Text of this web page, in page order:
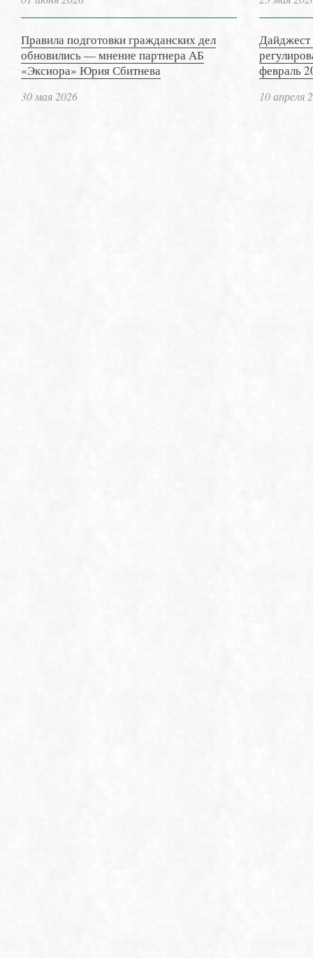
Правила подготовки гражданских дел
обновились — мнение партнера АБ
«Эксиора» Юрия Сбитнева
30 мая 2026
Дайджест
февраль
10 апреля